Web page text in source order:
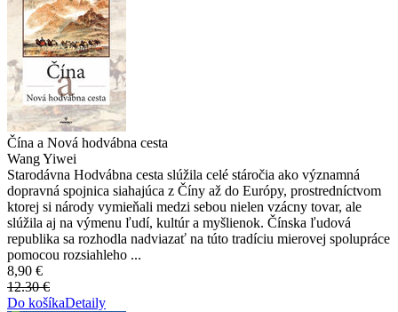
Čína a Nová hodvábna cesta
Wang Yiwei
Starodávna Hodvábna cesta slúžila celé stáročia ako významná
dopravná spojnica siahajúca z Číny až do Európy, prostredníctvom
ktorej si národy vymieňali medzi sebou nielen vzácny tovar, ale
slúžila aj na výmenu ľudí, kultúr a myšlienok. Čínska ľudová
republika sa rozhodla nadviazať na túto tradíciu mierovej spolupráce
pomocou rozsiahleho ...
8,90 €
12.30 €
Do košíkaDetaily